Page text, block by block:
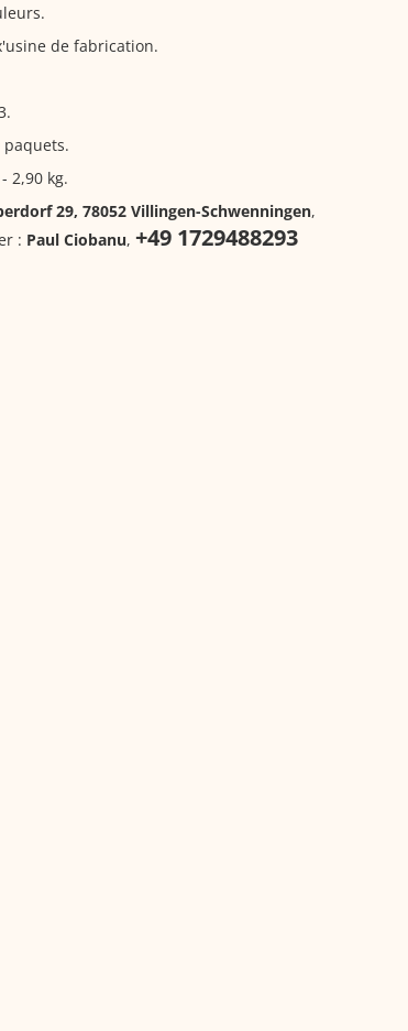
de fabrication.
2,90 kg.
29, 78052 Villingen-Schwenningen,
: Paul Ciobanu, +49 1729488293